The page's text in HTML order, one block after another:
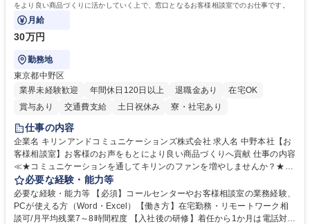
をより良い商品づくりに活かしていく上で、窓口となるお客様相談室でのお仕事です。
月給
30万円
勤務地
東京都中野区
業界未経験歓迎
年間休日120日以上 退職金あり
在宅OK
賞与あり
交通費支給 土日祝休み 寮・社宅あり
仕事の内容
企業名 キリンアンドコミュニケーションズ株式会社 求人名 中野本社【お
客様相談室】お客様のお声をもとにより良い商品づくりへ貢献 仕事の内容
≪★コミュニケーションを通してキリンのファンを増やしませんか？★≫
お客様のお声をより良い商品づくりに活かしていく上で、窓口となるお客
様相談室でのお仕事です。 日々お客様からいただくキリングループへのご
意見を、企業活動に活かしています。お客様からの声に迅速かつ誠意をも
って対応、情報提供するとともにグループ内活動に反映しています。 【具
必要な経験・能力等
必要な経験・能力等 【必須】コールセンターやお客様相談室の業務経験、
PCが使える方（Word・Excel）【働き方】在宅勤務・リモートワーク相
談可/月平均残業7～8時間程度 【入社後の研修】着任から1か月は電話対応